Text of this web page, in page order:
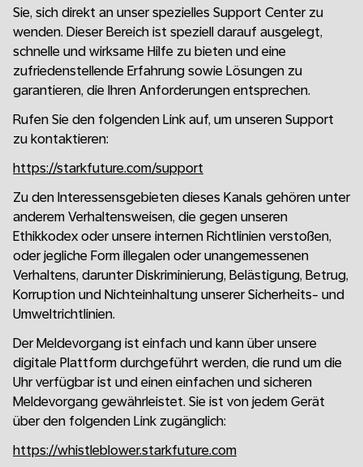
Sie, sich direkt an unser spezielles Support Center zu
wenden. Dieser Bereich ist speziell darauf ausgelegt,
schnelle und wirksame Hilfe zu bieten und eine
zufriedenstellende Erfahrung sowie Lösungen zu
garantieren, die Ihren Anforderungen entsprechen.
Rufen Sie den folgenden Link auf, um unseren Support
zu kontaktieren:
https://starkfuture.com/support
Zu den Interessensgebieten dieses Kanals gehören unter
anderem Verhaltensweisen, die gegen unseren
Ethikkodex oder unsere internen Richtlinien verstoßen,
oder jegliche Form illegalen oder unangemessenen
Verhaltens, darunter Diskriminierung, Belästigung, Betrug,
Korruption und Nichteinhaltung unserer Sicherheits- und
Umweltrichtlinien.
Der Meldevorgang ist einfach und kann über unsere
digitale Plattform durchgeführt werden, die rund um die
Uhr verfügbar ist und einen einfachen und sicheren
Meldevorgang gewährleistet. Sie ist von jedem Gerät
über den folgenden Link zugänglich:
https://whistleblower.starkfuture.com